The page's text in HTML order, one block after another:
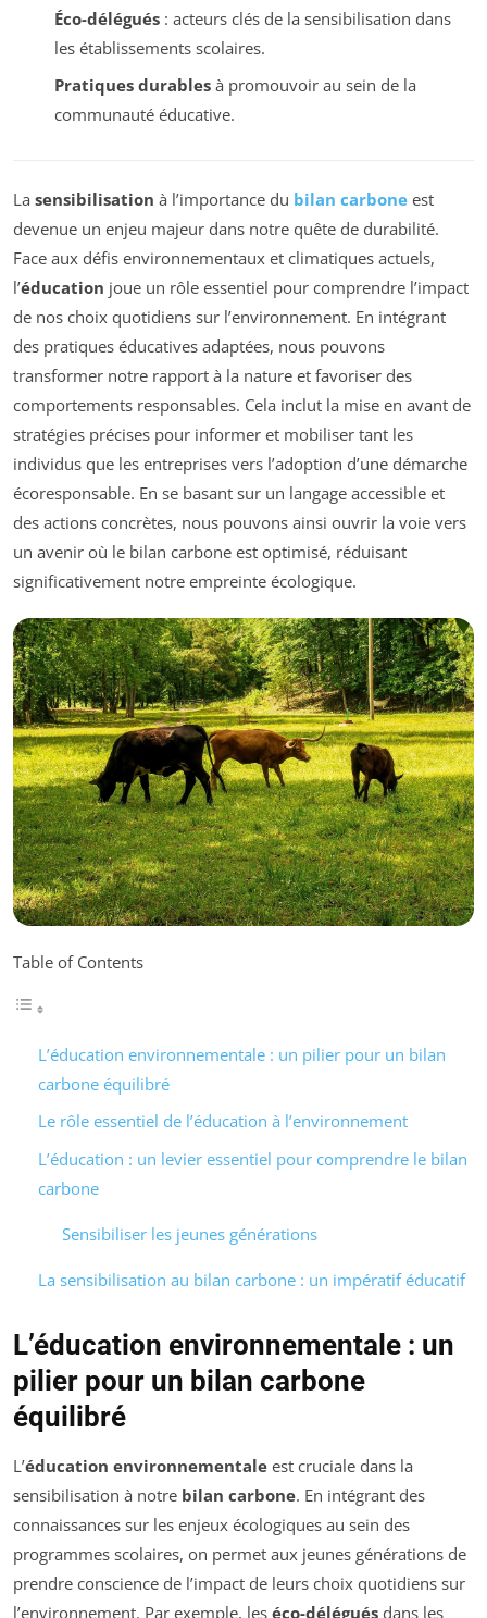
Éco-délégués: acteurs clés de la sensibilisation dans
les établissements scolaires.
Pratiques durablesà promouvoir au sein de la
communauté éducative.
La sensibilisation à l’importance du bilan carbone est
devenue un enjeu majeur dans notre quête de durabilité.
Face aux défis environnementaux et climatiques actuels,
l’éducation joue un rôle essentiel pour comprendre l’impact
de nos choix quotidiens sur l’environnement. En intégrant
des pratiques éducatives adaptées, nous pouvons
transformer notre rapport à la nature et favoriser des
comportements responsables. Cela inclut la mise en avant de
stratégies précises pour informer et mobiliser tant les
individus que les entreprises vers l’adoption d’une démarche
écoresponsable. En se basant sur un langage accessible et
des actions concrètes, nous pouvons ainsi ouvrir la voie vers
un avenir où le bilan carbone est optimisé, réduisant
significativement notre empreinte écologique.
Table of Contents
L’éducation environnementale : un pilier pour un bilan
carbone équilibré
Le rôle essentiel de l’éducation à l’environnement
L’éducation : un levier essentiel pour comprendre le bilan
carbone
Sensibiliser les jeunes générations
La sensibilisation au bilan carbone : un impératif éducatif
L’éducation environnementale : un
pilier pour un bilan carbone
équilibré
L’éducation environnementale est cruciale dans la
sensibilisation à notre bilan carbone. En intégrant des
connaissances sur les enjeux écologiques au sein des
programmes scolaires, on permet aux jeunes générations de
prendre conscience de l’impact de leurs choix quotidiens sur
l’environnement. Par exemple, les éco-délégués dans les